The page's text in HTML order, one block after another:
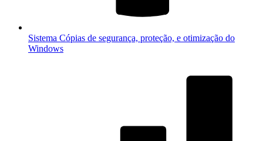
Sistema Cópias de segurança, proteção, e otimização do
Windows